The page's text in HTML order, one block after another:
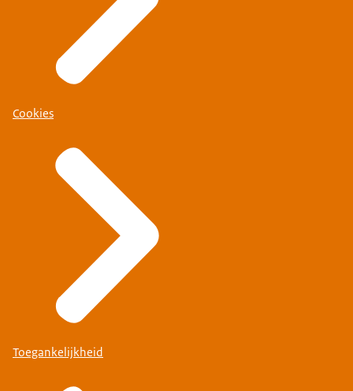
Cookies
Toegankelijkheid